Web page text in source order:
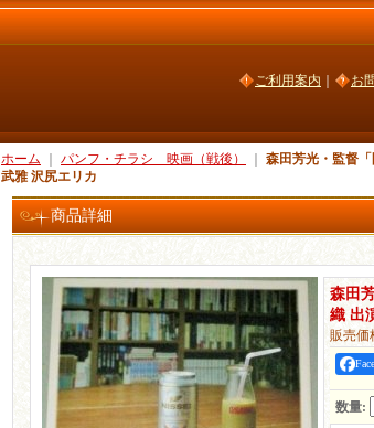
ご利用案内 お
ホーム パンフ・チラシ 映画（戦後）
森田芳光・監督
武雅 沢尻エリカ
商品詳細
森田
織 出
販売価
数量: